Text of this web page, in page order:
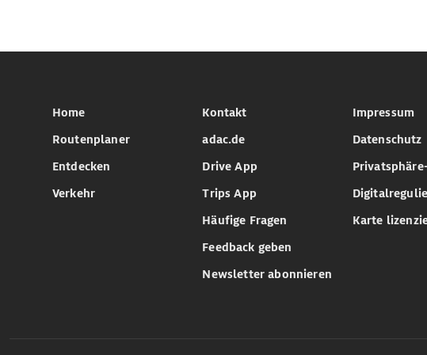
Home
Routenplaner
Entdecken
Verkehr
Kontakt
adac.de
Drive App
Trips App
Häufige Fragen
Feedback geben
Newsletter abonnieren
Impressum
Datenschutz
Karte